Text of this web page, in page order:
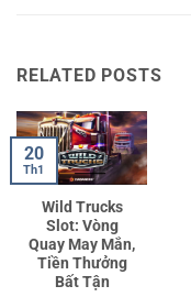
RELATED POSTS
Wild Trucks
Slot: Vòng
Quay May Mắn,
Tiền Thưởng
Bất Tận
20
Th1